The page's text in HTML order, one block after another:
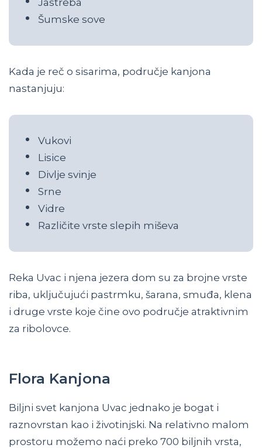
Šumske sove
Kada je reč o sisarima, područje kanjona
nastanjuju:
Vukovi
Lisice
Divlje svinje
Srne
Vidre
Različite vrste slepih miševa
Reka Uvac i njena jezera dom su za brojne vrste
riba, uključujući pastrmku, šarana, smuđa, klena
i druge vrste koje čine ovo područje atraktivnim
za ribolovce.
Flora Kanjona
Biljni svet kanjona Uvac jednako je bogat i
raznovrstan kao i životinjski. Na relativno malom
prostoru možemo naći preko 700 biljnih vrsta,